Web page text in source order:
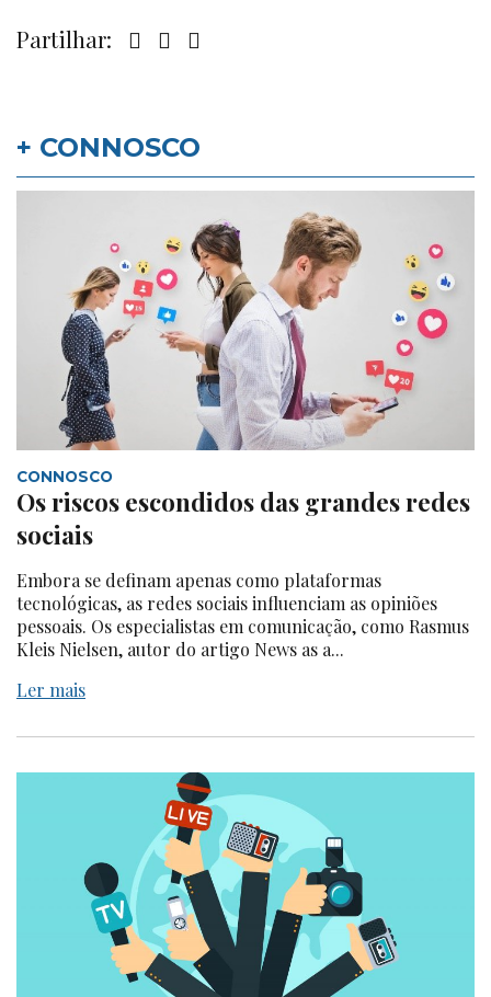
Partilhar:
+ CONNOSCO
CONNOSCO
Os riscos escondidos das grandes redes
sociais
Embora se definam apenas como plataformas
tecnológicas, as redes sociais influenciam as opiniões
pessoais. Os especialistas em comunicação, como Rasmus
Kleis Nielsen, autor do artigo News as a...
Ler mais